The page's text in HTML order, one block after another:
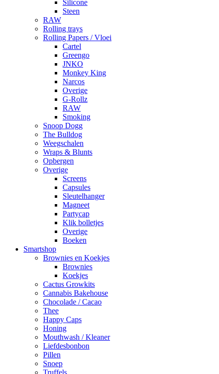
Silicone
Steen
RAW
Rolling trays
Rolling Papers / Vloei
Cartel
Greengo
JNKO
Monkey King
Narcos
Overige
G-Rollz
RAW
Smoking
Snoop Dogg
The Bulldog
Weegschalen
Wraps & Blunts
Opbergen
Overige
Screens
Capsules
Sleutelhanger
Magneet
Partycap
Klik bolletjes
Overige
Boeken
Smartshop
Brownies en Koekjes
Brownies
Koekjes
Cactus Growkits
Cannabis Bakehouse
Chocolade / Cacao
Thee
Happy Caps
Honing
Mouthwash / Kleaner
Liefdesbonbon
Pillen
Snoep